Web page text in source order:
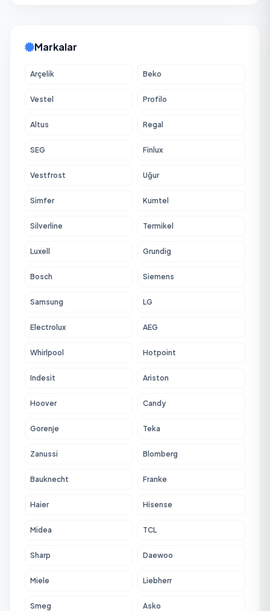
Markalar
Arçelik Beko
Vestel Profilo
Altus Regal
SEG Finlux
Vestfrost Uğur
Simfer Kumtel
Silverline Termikel
Luxell Grundig
Bosch Siemens
Samsung LG
Electrolux AEG
Whirlpool Hotpoint
Indesit Ariston
Hoover Candy
Gorenje Teka
Zanussi Blomberg
Bauknecht Franke
Haier Hisense
Midea TCL
Sharp Daewoo
Miele Liebherr
Smeg Asko